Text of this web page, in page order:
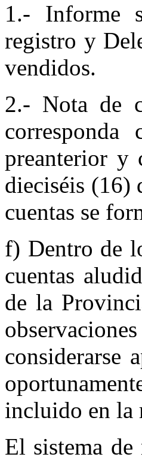
1.- Informe
registro y
vendidos.
2.- Nota de
preanterior y
dieciséis (16)
cuentas se
f) Dentro de
cuentas
de la
considerarse
incluido en la
El sistema de